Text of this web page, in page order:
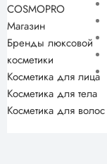
COSMOPRO
Магазин
Бренды люксовой
косметики
Косметика для лица
Косметика для тела
Косметика для волос